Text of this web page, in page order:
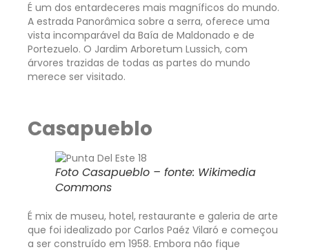
É um dos entardeceres mais magníficos do mundo.
A estrada Panorâmica sobre a serra, oferece uma
vista incomparável da Baía de Maldonado e de
Portezuelo. O Jardim Arboretum Lussich, com
árvores trazidas de todas as partes do mundo
merece ser visitado.
Casapueblo
Foto Casapueblo – fonte: Wikimedia
Commons
É mix de museu, hotel, restaurante e galeria de arte
que foi idealizado por Carlos Paéz Vilaró e começou
a ser construído em 1958. Embora não fique